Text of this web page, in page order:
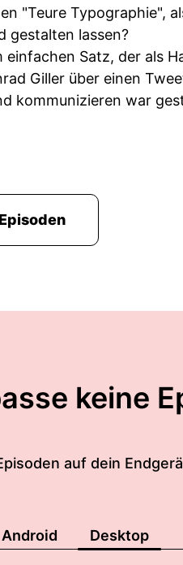
"Teure Typographie",
gestalten lassen?
einfachen Satz, der als
Giller über einen
kommunizieren war
keine
auf dein
Android Desktop